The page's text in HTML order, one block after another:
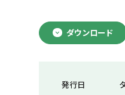
ダウンロード
発行日